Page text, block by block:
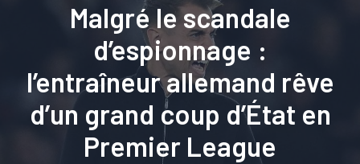
Malgré le scandale
d’espionnage :
l’entraîneur allemand rêve
d’un grand coup d’État en
Premier League